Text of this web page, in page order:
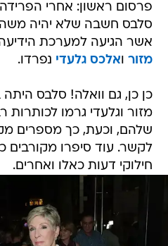
פרסום ראשון: אחרי הפרידה
סלבס חשבה שלא יהיה
אשר הגיעה למערכת
מזור ואלכס גלעדי נפרדו.
כן כן, גם וואלה! סלבס
מזור וגלעדי גרמו לכותרות
שלהם, וכעת, כך מספרים
לקשר. עוד סיפרו
חילוקי דעות כאלו ואחרים.